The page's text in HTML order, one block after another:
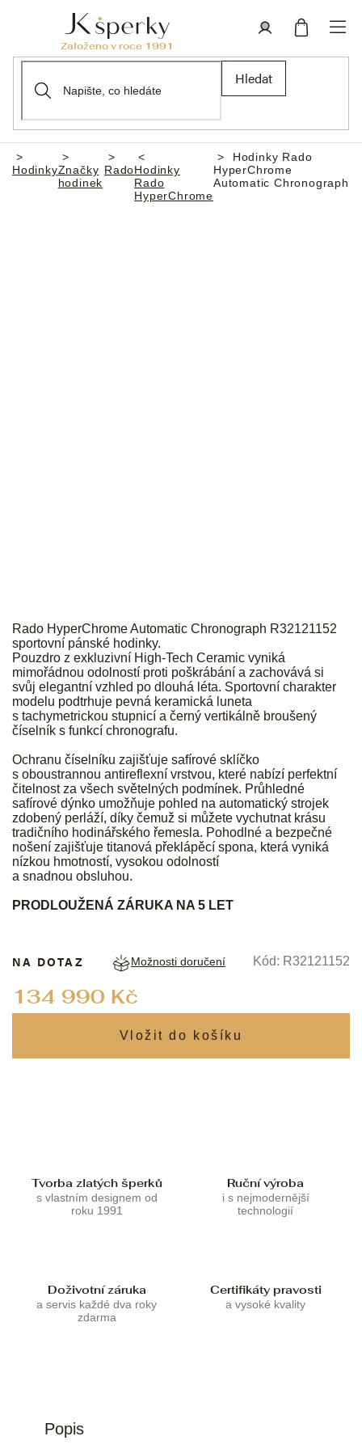
Hledat
Domů
HodinkyZnačky
hodinek
RadoHodinky
Rado
HyperChrome
Hodinky Rado
HyperChrome
Automatic Chronograph
Rado HyperChrome Automatic Chronograph R32121152
sportovní pánské hodinky.
Pouzdro z exkluzivní High-Tech Ceramic vyniká
mimořádnou odolností proti poškrábání a zachovává si
svůj elegantní vzhled po dlouhá léta. Sportovní charakter
modelu podtrhuje pevná keramická luneta
s tachymetrickou stupnicí a černý vertikálně broušený
číselník s funkcí chronografu.
Ochranu číselníku zajišťuje safírové sklíčko
s oboustrannou antireflexní vrstvou, které nabízí perfektní
čitelnost za všech světelných podmínek. Průhledné
safírové dýnko umožňuje pohled na automatický strojek
zdobený perláží, díky čemuž si můžete vychutnat krásu
tradičního hodinářského řemesla. Pohodlné a bezpečné
nošení zajišťuje titanová překlápěcí spona, která vyniká
nízkou hmotností, vysokou odolností
a snadnou obsluhou.
PRODLOUŽENÁ ZÁRUKA NA 5 LET
134 990 Kč
NA DOTAZ Možnosti doručení Kód: R32121152
Tvorba zlatých šperků
s vlastním designem od
roku 1991
Ruční výroba
i s nejmodernější
technologií
Doživotní záruka
a servis každé dva roky
zdarma
Certifikáty pravosti
a vysoké kvality
Popis